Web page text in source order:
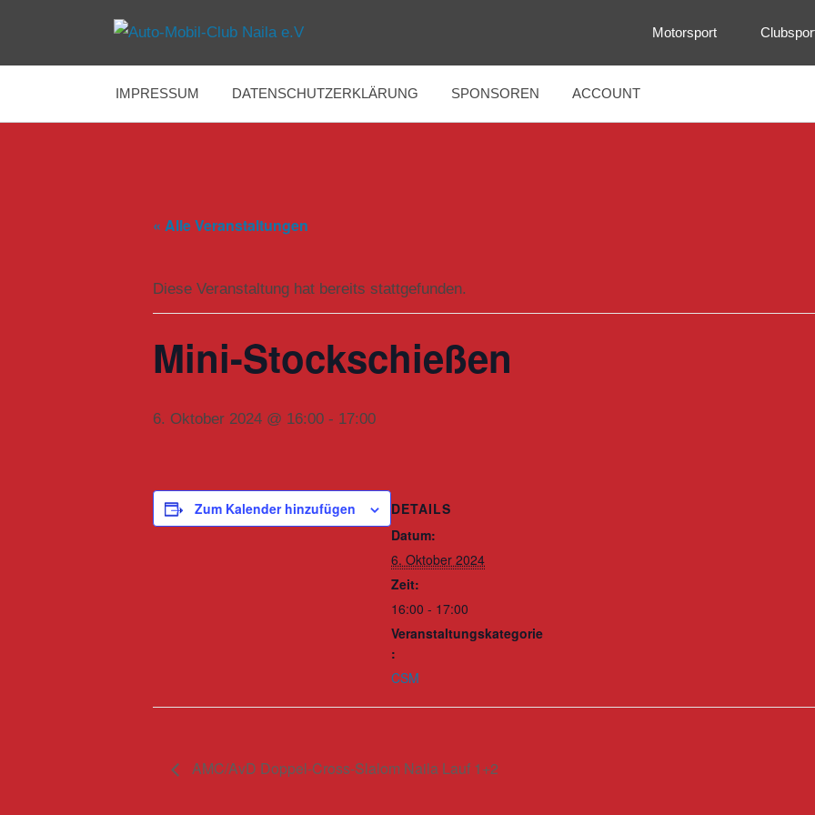
springen
Auto-
Mobil-
am
Limit
Motorsport
IMPRESSUM DATENSCHUTZERKLÄRUNG SPONSOREN ACCOUNT
« Alle Veranstaltungen
Diese Veranstaltung hat bereits stattgefunden.
Mini-Stockschießen
6. Oktober 2024 @ 16:00 - 17:00
Zum Kalender hinzufügen
DETAILS
Datum:
6. Oktober 2024
Zeit:
16:00 - 17:00
Veranstaltungskategorie
:
CSM
AMC/AvD Doppel-Cross-Slalom Naila Lauf 1+2